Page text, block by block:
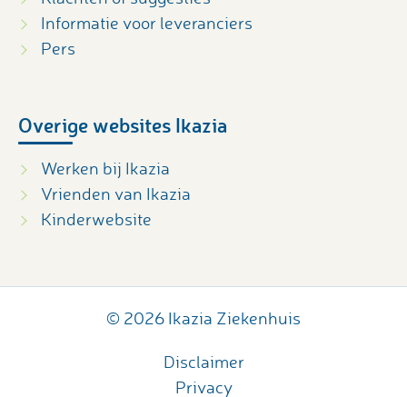
Informatie voor leveranciers
Pers
Overige websites Ikazia
Werken bij Ikazia
Vrienden van Ikazia
Kinderwebsite
© 2026 Ikazia Ziekenhuis
Disclaimer
Privacy